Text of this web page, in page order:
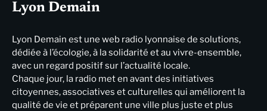
Lyon Demain
Lyon Demain est une web radio lyonnaise de solutions,
dédiée à l’écologie, à la solidarité et au vivre-ensemble,
avec un regard positif sur l’actualité locale.
Chaque jour, la radio met en avant des initiatives
citoyennes, associatives et culturelles qui améliorent la
qualité de vie et préparent une ville plus juste et plus